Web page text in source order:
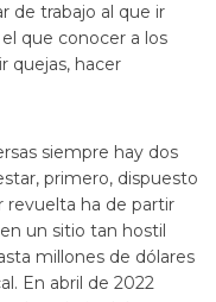
de trabajo al que ir
que conocer a los
quejas, hacer
siempre hay dos
primero, dispuesto
revuelta ha de partir
un sitio tan hostil
millones de dólares
En abril de 2022